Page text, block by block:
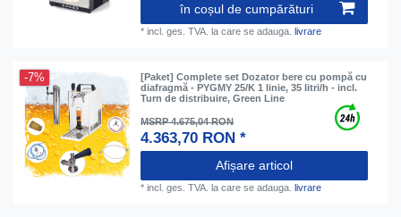
în coșul de cumpărături
*incl. ges. TVA. la care se adauga.livrare
-7%
[Paket] Complete set Dozator bere cu pompă cu
diafragmă - PYGMY 25/K 1 linie, 35 litri/h - incl.
Turn de distribuire, Green Line
MSRP 4.675,04 RON
4.363,70 RON *
Afișare articol
*incl. ges. TVA. la care se adauga.livrare